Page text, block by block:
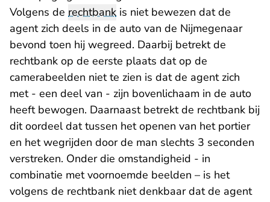
Volgens de rechtbank is niet bewezen dat de
agent zich deels in de auto van de Nijmegenaar
bevond toen hij wegreed. Daarbij betrekt de
rechtbank op de eerste plaats dat op de
camerabeelden niet te zien is dat de agent zich
met - een deel van - zijn bovenlichaam in de auto
heeft bewogen. Daarnaast betrekt de rechtbank bij
dit oordeel dat tussen het openen van het portier
en het wegrijden door de man slechts 3 seconden
verstreken. Onder die omstandigheid - in
combinatie met voornoemde beelden – is het
volgens de rechtbank niet denkbaar dat de agent